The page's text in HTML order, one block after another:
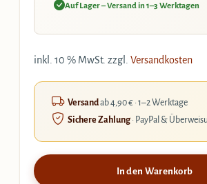
Auf Lager – Versand in 1–3 Werktagen
inkl. 10 % MwSt. zzgl. Versandkosten
Versandab 4,90 € · 1–2 Werktage
Sichere Zahlung· PayPal &
In den Warenkorb